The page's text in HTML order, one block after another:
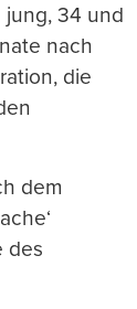
34 und
nach
die
dem
des